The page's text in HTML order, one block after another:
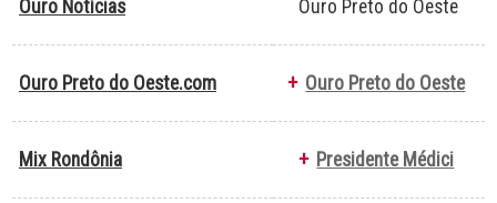
Ouro Notícias Ouro Preto do Oeste
Ouro Preto do Oeste.com + Ouro Preto do Oeste
Mix Rondônia + Presidente Médici